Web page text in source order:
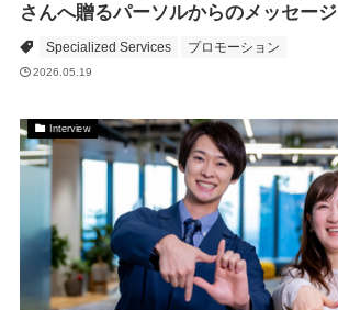
さんへ贈るパーソルからのメッセージ
Specialized Services プロモーション
2026.05.19
Interview